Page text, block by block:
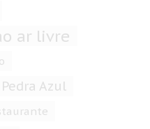
ar livre
Azul